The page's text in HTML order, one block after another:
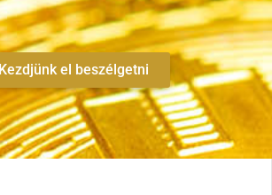
Kezdjünk el beszélgetni